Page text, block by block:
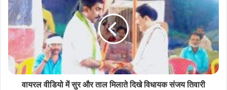
वायरल वीडियो में सुर और ताल मिलाते दिखे विधायक संजय तिवारी